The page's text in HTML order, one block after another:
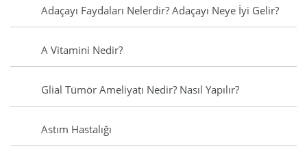
Adaçayı Faydaları Nelerdir? Adaçayı Neye İyi Gelir?
A Vitamini Nedir?
Glial Tümör Ameliyatı Nedir? Nasıl Yapılır?
Astım Hastalığı